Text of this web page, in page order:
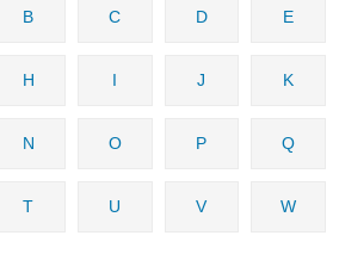
B C D E
H I J K
N O P Q
T U V W